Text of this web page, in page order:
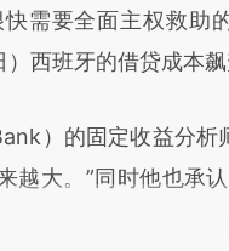
和立场。推荐点击
验。
快需要全面主权救助
）西班牙的借贷成本飙
）的固定收益分析
越大。”同时他也承